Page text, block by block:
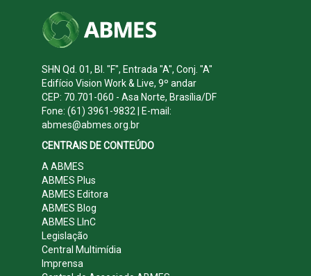
SHN Qd. 01, Bl. "F", Entrada "A", Conj. "A"
Edifício Vision Work & Live, 9º andar
CEP: 70.701-060 - Asa Norte, Brasília/DF
Fone: (61) 3961-9832 | E-mail:
abmes@abmes.org.br
CENTRAIS DE CONTEÚDO
A ABMES
ABMES Plus
ABMES Editora
ABMES Blog
ABMES LInC
Legislação
Central Multimídia
Imprensa